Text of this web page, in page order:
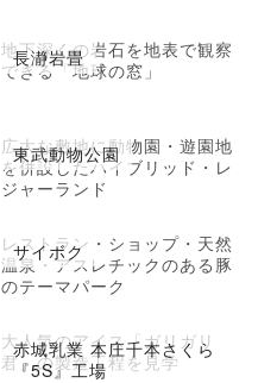
長瀞岩畳
地下深くの岩石を地表で観察
できる「地球の窓」
東武動物公園
広大な敷地に動物園・遊園地
を併設したハイブリッド・レ
ジャーランド
サイボク
レストラン・ショップ・天然
温泉・アスレチックのある豚
のテーマパーク
赤城乳業 本庄千本さくら
『5S』工場
大人気のアイス「ガリガリ
君」の製造工程を見学